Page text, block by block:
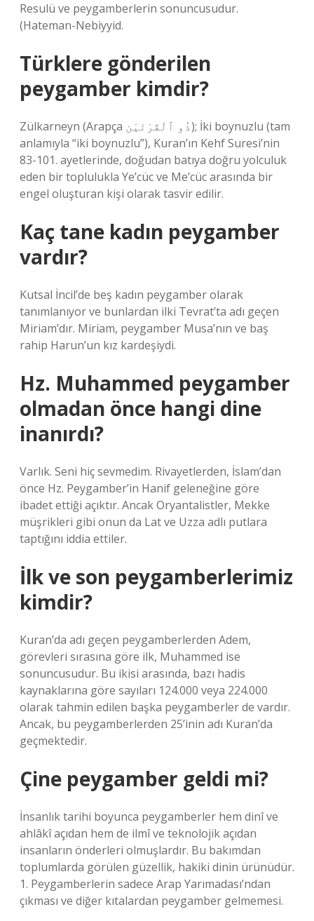
Resulü ve peygamberlerin sonuncusudur.
(Hateman-Nebiyyid.
Türklere gönderilen
peygamber kimdir?
Zülkarneyn (Arapça ذُو ٱلْقَرْنَيْن); İki boynuzlu (tam
anlamıyla “iki boynuzlu”), Kuran’ın Kehf Suresi’nin
83-101. ayetlerinde, doğudan batıya doğru yolculuk
eden bir toplulukla Ye’cüc ve Me’cüc arasında bir
engel oluşturan kişi olarak tasvir edilir.
Kaç tane kadın peygamber
vardır?
Kutsal İncil’de beş kadın peygamber olarak
tanımlanıyor ve bunlardan ilki Tevrat’ta adı geçen
Miriam’dır. Miriam, peygamber Musa’nın ve baş
rahip Harun’un kız kardeşiydi.
Hz. Muhammed peygamber
olmadan önce hangi dine
inanırdı?
Varlık. Seni hiç sevmedim. Rivayetlerden, İslam’dan
önce Hz. Peygamber’in Hanif geleneğine göre
ibadet ettiği açıktır. Ancak Oryantalistler, Mekke
müşrikleri gibi onun da Lat ve Uzza adlı putlara
taptığını iddia ettiler.
İlk ve son peygamberlerimiz
kimdir?
Kuran’da adı geçen peygamberlerden Adem,
görevleri sırasına göre ilk, Muhammed ise
sonuncusudur. Bu ikisi arasında, bazı hadis
kaynaklarına göre sayıları 124.000 veya 224.000
olarak tahmin edilen başka peygamberler de vardır.
Ancak, bu peygamberlerden 25’inin adı Kuran’da
geçmektedir.
Çine peygamber geldi mi?
İnsanlık tarihi boyunca peygamberler hem dinî ve
ahlâkî açıdan hem de ilmî ve teknolojik açıdan
insanların önderleri olmuşlardır. Bu bakımdan
toplumlarda görülen güzellik, hakiki dinin ürünüdür.
1. Peygamberlerin sadece Arap Yarımadası’ndan
çıkması ve diğer kıtalardan peygamber gelmemesi.